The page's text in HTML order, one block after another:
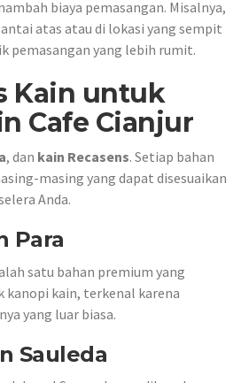
biaya pemasangan. Misalnya,
atas atau di lokasi yang sempit
pemasangan yang lebih rumit.
Kain untuk
Cafe Cianjur
, dan kain Recasens. Setiap bahan
masing yang dapat disesuaikan
Anda.
Para
satu bahan premium yang
kanopi kain, terkenal karena
yang luar biasa.
Sauleda